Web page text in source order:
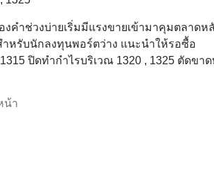
คำช่วงบ่ายเริ่มมีแรงขายเข้ามาคุมตลาดห
ำหรับนักลงทุนพอร์ตว่าง แนะนำให้รอซื้อ
ปิดทำกำไรบริเวณ 1320 , 1325 ตัดขา
น้า